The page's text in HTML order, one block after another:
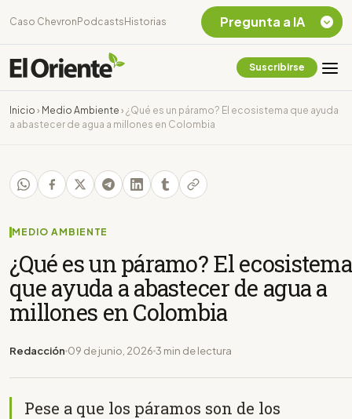
Caso Chevron Podcasts Historias
Suscribirse
Inicio › Medio Ambiente › ¿Qué es un páramo? El ecosistema que ayuda
a abastecer de agua a millones en Colombia
MEDIO AMBIENTE
¿Qué es un páramo? El ecosistema
que ayuda a abastecer de agua a
millones en Colombia
Redacción 09 de junio, 2026 3 min de lectura
Pese a que los páramos son de los
Pregunta a IA
Chevron Ecuador